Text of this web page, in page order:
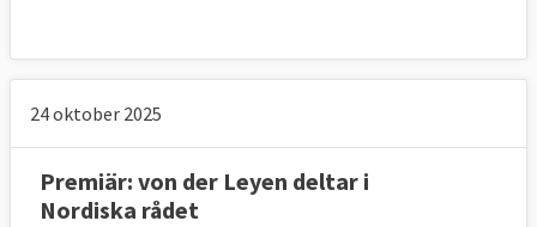
24 oktober 2025
Premiär: von der Leyen deltar i
Nordiska rådet